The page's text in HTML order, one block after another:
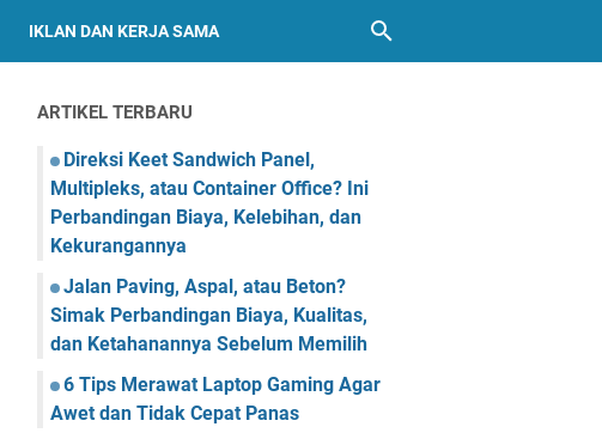
IKLAN DAN KERJA SAMA
ARTIKEL TERBARU
Direksi Keet Sandwich Panel,
Multipleks, atau Container Office? Ini
Perbandingan Biaya, Kelebihan, dan
Kekurangannya
Jalan Paving, Aspal, atau Beton?
Simak Perbandingan Biaya, Kualitas,
dan Ketahanannya Sebelum Memilih
6 Tips Merawat Laptop Gaming Agar
Awet dan Tidak Cepat Panas